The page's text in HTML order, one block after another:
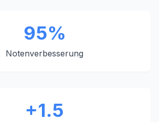
95%
Notenverbesserung
+1.5